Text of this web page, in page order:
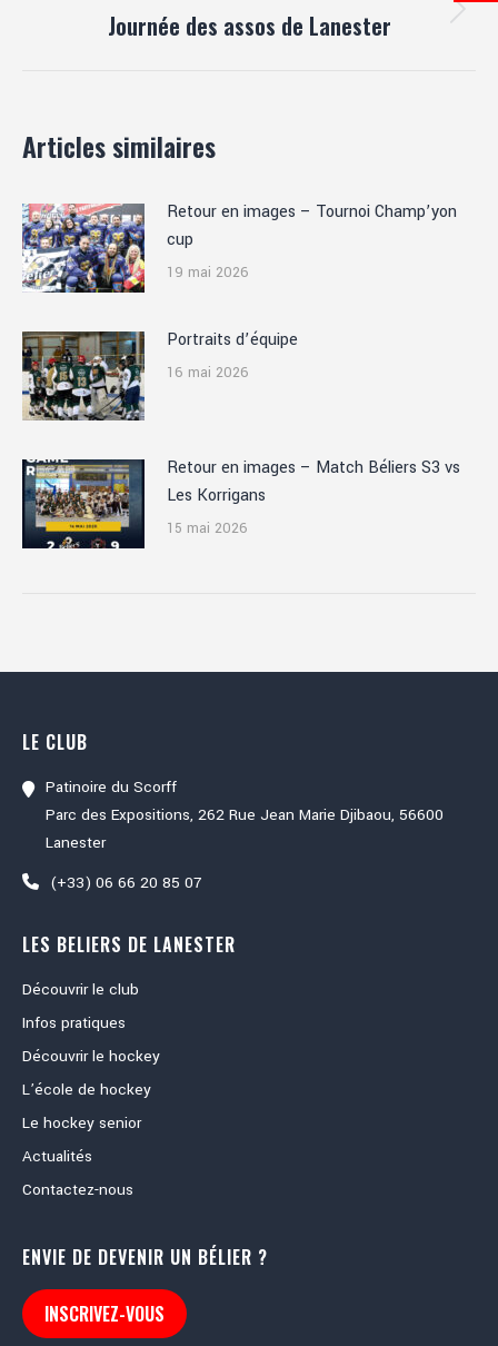
Article
Journée des assos de Lanester
Articles similaires
Retour en images – Tournoi Champ’yon
cup
19 mai 2026
Portraits d’équipe
16 mai 2026
Retour en images – Match Béliers S3 vs
Les Korrigans
15 mai 2026
LE CLUB
Patinoire du Scorff
Parc des Expositions, 262 Rue Jean Marie Djibaou, 56600
Lanester
(+33) 06 66 20 85 07
LES BELIERS DE LANESTER
Découvrir le club
Infos pratiques
Découvrir le hockey
L’école de hockey
Le hockey senior
Actualités
Contactez-nous
ENVIE DE DEVENIR UN BÉLIER ?
INSCRIVEZ-VOUS